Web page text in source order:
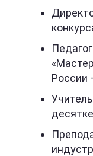
России